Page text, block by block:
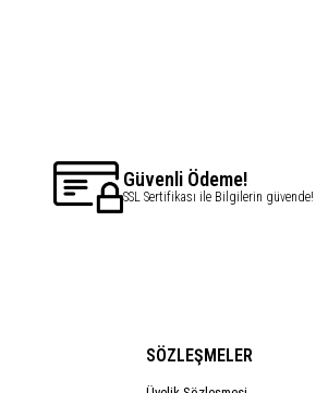
Güvenli Ödeme!
SSL Sertifikası ile Bilgilerin güvende!
SÖZLEŞMELER